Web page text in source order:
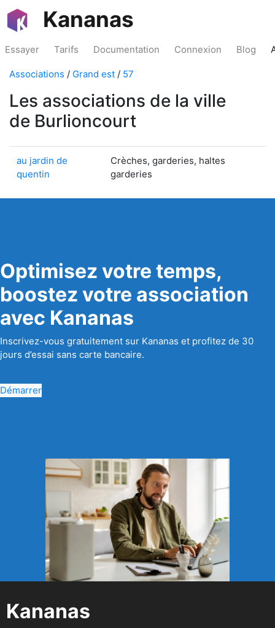
Kananas
Essayer Tarifs Documentation Connexion Blog
Associations / Grand est / 57
Les associations de la ville
de Burlioncourt
au jardin de
quentin
Crèches, garderies, haltes
garderies
Optimisez votre temps,
boostez votre association
avec Kananas
Inscrivez-vous gratuitement sur Kananas et profitez de 30
jours d’essai sans carte bancaire.
Démarrer
Kananas